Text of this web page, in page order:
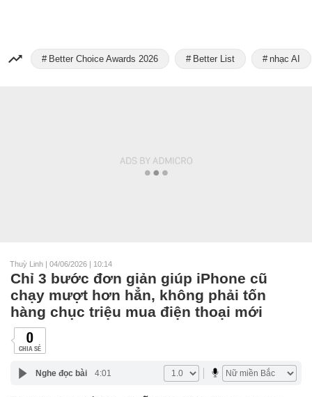
Better Choice Awards 2026 Better List nhạc AI
Thuỳ Linh | 04/06/2026 | 10:14
Chỉ 3 bước đơn giản giúp iPhone cũ
chạy mượt hơn hẳn, không phải tốn
hàng chục triệu mua điện thoại mới
0
CHIA SẺ
Nghe đọc bài 4:01